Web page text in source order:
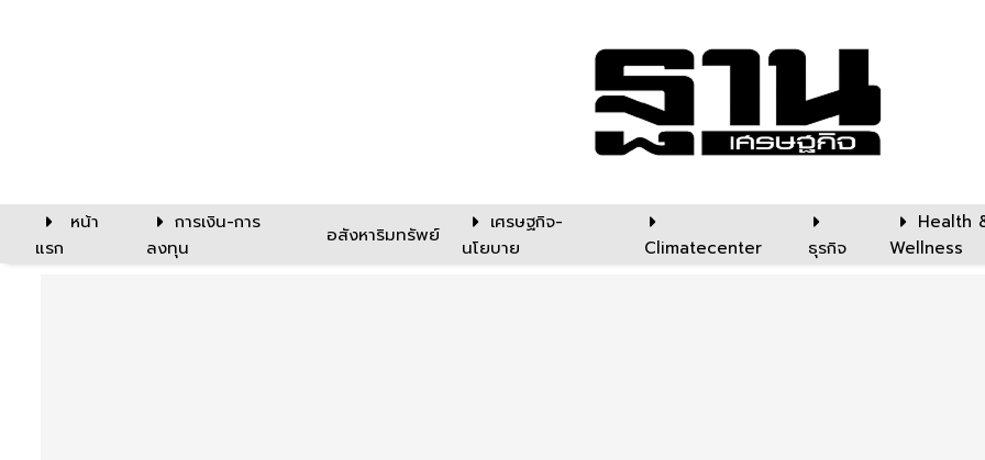
หน้า
แรก
การเงิน-การ
ลงทุน
อสังหาริมทรัพย์
เศรษฐกิจ-
นโยบาย
Climatecenter ธุรกิจ
Health
Wellness